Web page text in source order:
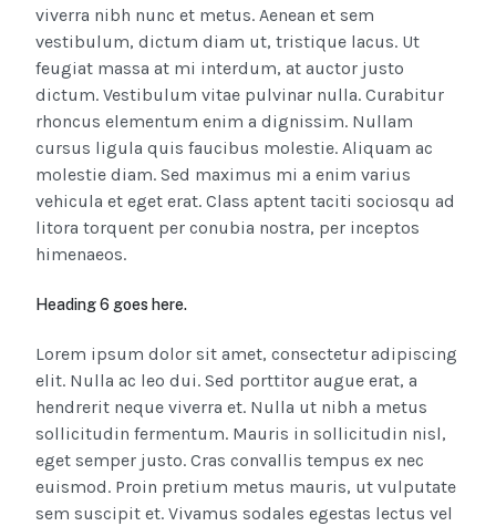
viverra nibh nunc et metus. Aenean et sem
vestibulum, dictum diam ut, tristique lacus. Ut
feugiat massa at mi interdum, at auctor justo
dictum. Vestibulum vitae pulvinar nulla. Curabitur
rhoncus elementum enim a dignissim. Nullam
cursus ligula quis faucibus molestie. Aliquam ac
molestie diam. Sed maximus mi a enim varius
vehicula et eget erat. Class aptent taciti sociosqu ad
litora torquent per conubia nostra, per inceptos
himenaeos.
Heading 6 goes here.
Lorem ipsum dolor sit amet, consectetur adipiscing
elit. Nulla ac leo dui. Sed porttitor augue erat, a
hendrerit neque viverra et. Nulla ut nibh a metus
sollicitudin fermentum. Mauris in sollicitudin nisl,
eget semper justo. Cras convallis tempus ex nec
euismod. Proin pretium metus mauris, ut vulputate
sem suscipit et. Vivamus sodales egestas lectus vel